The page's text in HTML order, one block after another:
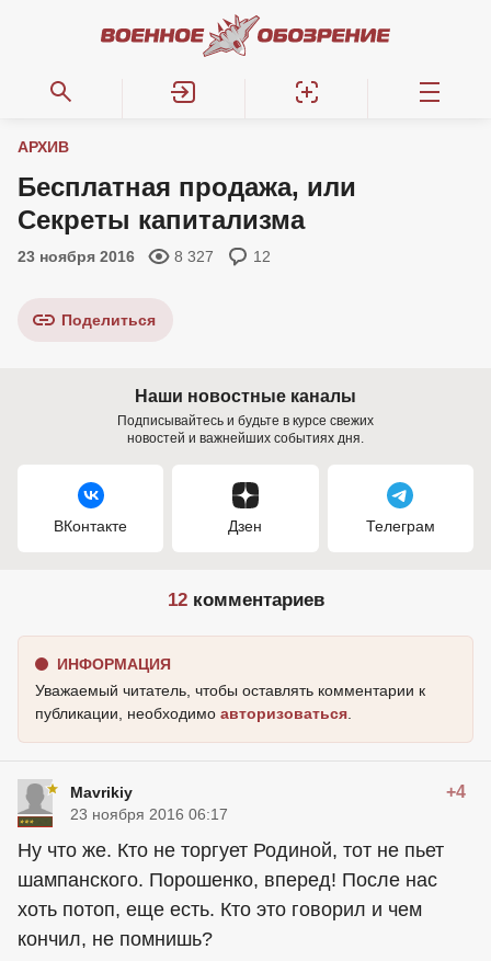
АРХИВ
Бесплатная продажа, или
Секреты капитализма
23 ноября 2016 8 327 12
Поделиться
Наши новостные каналы
Подписывайтесь и будьте в курсе свежих
новостей и важнейших событиях дня.
ВКонтакте Дзен Телеграм
12комментариев
ИНФОРМАЦИЯ
Уважаемый читатель, чтобы оставлять комментарии к
публикации, необходимо авторизоваться
Mavrikiy +4
23 ноября 2016 06:17
Ну что же. Кто не торгует Родиной, тот не пьет
шампанского. Порошенко, вперед! После нас
хоть потоп, еще есть. Кто это говорил и чем
кончил, не помнишь?